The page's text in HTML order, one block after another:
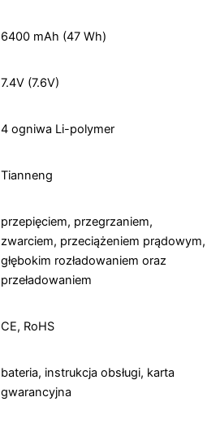
6400 mAh (47 Wh)
7.4V (7.6V)
4 ogniwa Li-polymer
Tianneng
przepięciem, przegrzaniem,
zwarciem, przeciążeniem prądowym,
głębokim rozładowaniem oraz
przeładowaniem
CE, RoHS
bateria, instrukcja obsługi, karta
gwarancyjna